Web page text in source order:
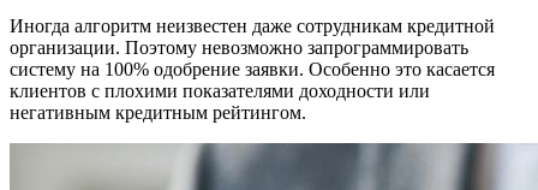
Иногда алгоритм неизвестен даже сотрудникам кредитной
организации. Поэтому невозможно запрограммировать
систему на 100% одобрение заявки. Особенно это касается
клиентов с плохими показателями доходности или
негативным кредитным рейтингом.